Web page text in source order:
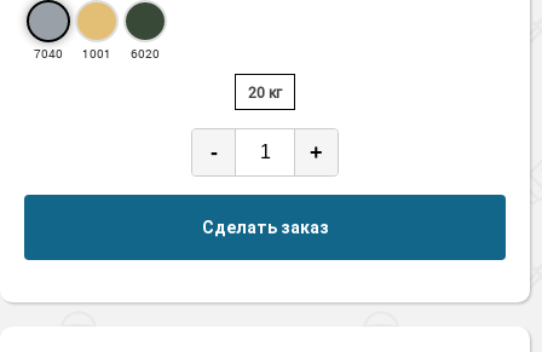
7040 1001 6020
20 кг
- +
Сделать заказ